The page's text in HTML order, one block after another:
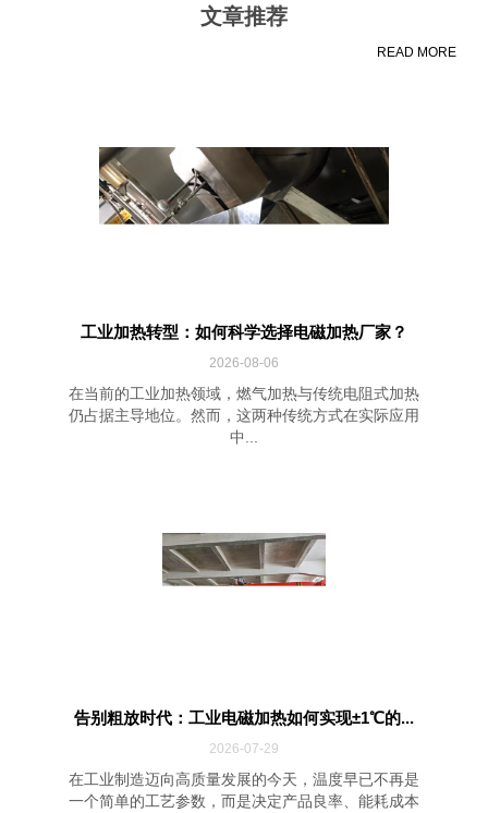
文章推荐
READ MORE
工业加热转型：如何科学选择电磁加热厂家？
2026-08-06
在当前的工业加热领域，燃气加热与传统电阻式加热
仍占据主导地位。然而，这两种传统方式在实际应用
中...
告别粗放时代：工业电磁加热如何实现±1℃的...
2026-07-29
在工业制造迈向高质量发展的今天，温度早已不再是
一个简单的工艺参数，而是决定产品良率、能耗成本